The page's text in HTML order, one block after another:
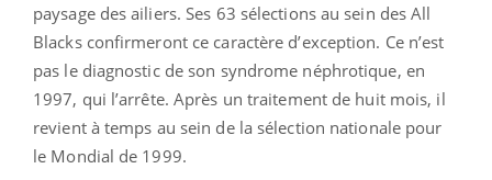
paysage des ailiers. Ses 63 sélections au sein des All
Blacks confirmeront ce caractère d’exception. Ce n’est
pas le diagnostic de son syndrome néphrotique, en
1997, qui l’arrête. Après un traitement de huit mois, il
revient à temps au sein de la sélection nationale pour
le Mondial de 1999.